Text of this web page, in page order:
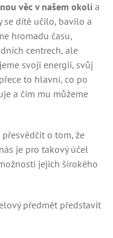
věc v našem okolí a
se dítě učilo, bavilo a
hromadu času,
centrech, ale
svoji energii, svůj
to hlavní, co po
a čím mu můžeme
o tom, že
je pro takový účel
jejich širokého
předmět představit